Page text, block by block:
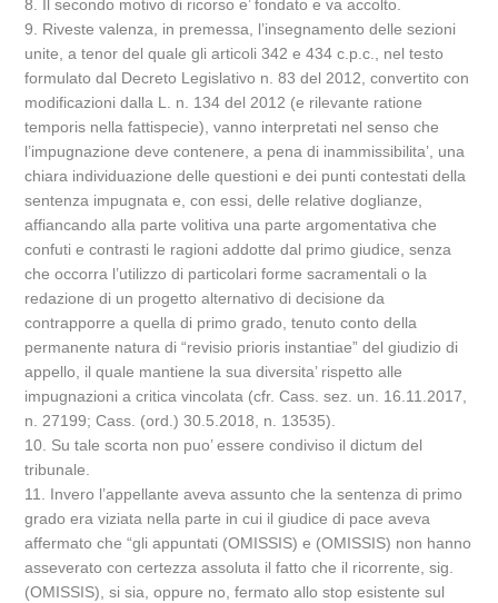
8. Il secondo motivo di ricorso e’ fondato e va accolto.
9. Riveste valenza, in premessa, l’insegnamento delle sezioni
unite, a tenor del quale gli articoli 342 e 434 c.p.c., nel testo
formulato dal Decreto Legislativo n. 83 del 2012, convertito con
modificazioni dalla L. n. 134 del 2012 (e rilevante ratione
temporis nella fattispecie), vanno interpretati nel senso che
l’impugnazione deve contenere, a pena di inammissibilita’, una
chiara individuazione delle questioni e dei punti contestati della
sentenza impugnata e, con essi, delle relative doglianze,
affiancando alla parte volitiva una parte argomentativa che
confuti e contrasti le ragioni addotte dal primo giudice, senza
che occorra l’utilizzo di particolari forme sacramentali o la
redazione di un progetto alternativo di decisione da
contrapporre a quella di primo grado, tenuto conto della
permanente natura di “revisio prioris instantiae” del giudizio di
appello, il quale mantiene la sua diversita’ rispetto alle
impugnazioni a critica vincolata (cfr. Cass. sez. un. 16.11.2017,
n. 27199; Cass. (ord.) 30.5.2018, n. 13535).
10. Su tale scorta non puo’ essere condiviso il dictum del
tribunale.
11. Invero l’appellante aveva assunto che la sentenza di primo
grado era viziata nella parte in cui il giudice di pace aveva
affermato che “gli appuntati (OMISSIS) e (OMISSIS) non hanno
asseverato con certezza assoluta il fatto che il ricorrente, sig.
(OMISSIS), si sia, oppure no, fermato allo stop esistente sul